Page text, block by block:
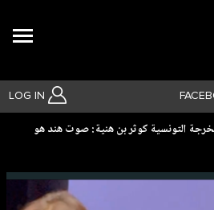
LOG IN
بحث متقدم
التونسية كوثر بن هنية: صوت هند هو